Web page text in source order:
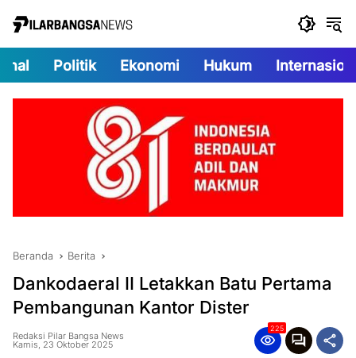
Politik Ekonomi Hukum
Beranda Berita
Dankodaeral II Letakkan Batu Pertama
Pembangunan Kantor Dister
Redaksi Pilar Bangsa News
Kamis, 23 Oktober 2025
225